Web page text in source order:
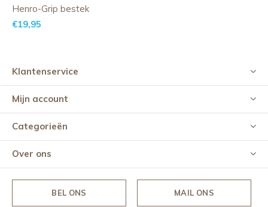
Henro-Grip bestek
€19,95
Klantenservice
Mijn account
Categorieën
Over ons
BEL ONS MAIL ONS